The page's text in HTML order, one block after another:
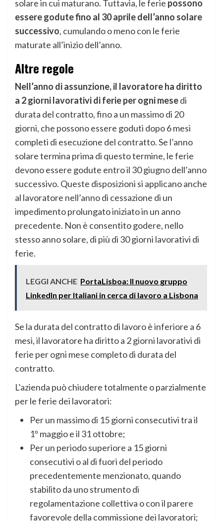
solare in cui maturano. Tuttavia, le ferie possono
essere godute fino al 30 aprile dell’anno solare
successivo, cumulando o meno con le ferie
maturate all’inizio dell’anno.
Altre regole
Nell’anno di assunzione, il lavoratore ha diritto
a 2 giorni lavorativi di ferie per ogni mesedi
durata del contratto, fino a un massimo di 20
giorni, che possono essere goduti dopo 6 mesi
completi di esecuzione del contratto. Se l’anno
solare termina prima di questo termine, le ferie
devono essere godute entro il 30 giugno dell’anno
successivo. Queste disposizioni si applicano anche
al lavoratore nell’anno di cessazione di un
impedimento prolungato iniziato in un anno
precedente. Non è consentito godere, nello
stesso anno solare, di più di 30 giorni lavorativi di
ferie.
LEGGI ANCHE PortaLisboa: Il nuovo gruppo
LinkedIn per Italiani in cerca di lavoro a Lisbona
Se la durata del contratto di lavoro è inferiore a 6
mesi, il lavoratore ha diritto a 2 giorni lavorativi di
ferie per ogni mese completo di durata del
contratto.
L’azienda può chiudere totalmente o parzialmente
per le ferie dei lavoratori:
Per un massimo di 15 giorni consecutivi tra il
1º maggio e il 31 ottobre;
Per un periodo superiore a 15 giorni
consecutivi o al di fuori del periodo
precedentemente menzionato, quando
stabilito da uno strumento di
regolamentazione collettiva o con il parere
favorevole della commissione dei lavoratori;